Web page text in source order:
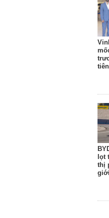
lọt
thị
giới